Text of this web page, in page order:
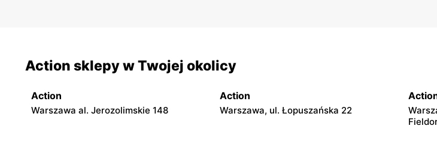
Action sklepy w Twojej okolicy
Action
Warszawa al. Jerozolimskie 148
Action
Warszawa, ul. Łopuszańska 22